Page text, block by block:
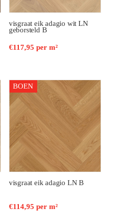
visgraat eik adagio wit LN
geborsteld B
€117,95 per m²
BOEN
visgraat eik adagio LN B
€114,95 per m²